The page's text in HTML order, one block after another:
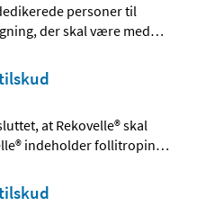
personer til
der skal være med…
at Rekovelle® skal
indeholder follitropin…